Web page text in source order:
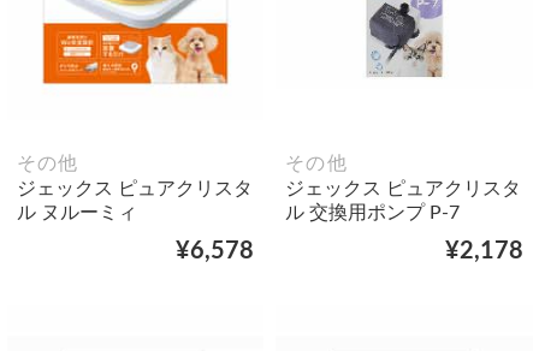
その他
ジェックス ピュアクリスタ
ル ヌルーミィ
¥6,578
その他
ジェックス ピュアクリスタ
ル 交換用ポンプ P-7
¥2,178